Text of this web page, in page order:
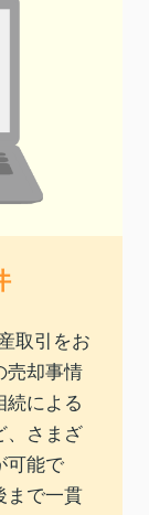
取引をお
売却事情
続による
、さまざ
可能で
まで一貫